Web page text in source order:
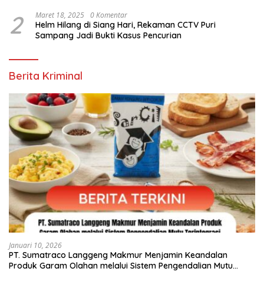
Kegiatan Paskah
2 Maret 18, 2025 0 Komentar
Helm Hilang di Siang Hari, Rekaman CCTV Puri
Sampang Jadi Bukti Kasus Pencurian
Berita Kriminal
Januari 10, 2026
PT. Sumatraco Langgeng Makmur Menjamin Keandalan
Produk Garam Olahan melalui Sistem Pengendalian Mutu